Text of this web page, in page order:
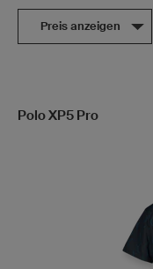
Preis anzeigen
Polo XP5 Pro